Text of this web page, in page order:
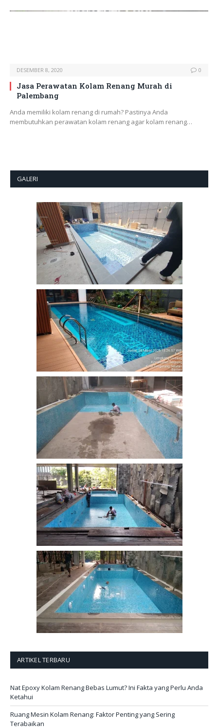
DESEMBER 8, 2020 0
Jasa Perawatan Kolam Renang Murah di
Palembang
Anda memiliki kolam renang di rumah? Pastinya Anda
membutuhkan perawatan kolam renang agar kolam renang…
GALERI
ARTIKEL TERBARU
Nat Epoxy Kolam Renang Bebas Lumut? Ini Fakta yang Perlu Anda
Ketahui
Ruang Mesin Kolam Renang: Faktor Penting yang Sering
Terabaikan